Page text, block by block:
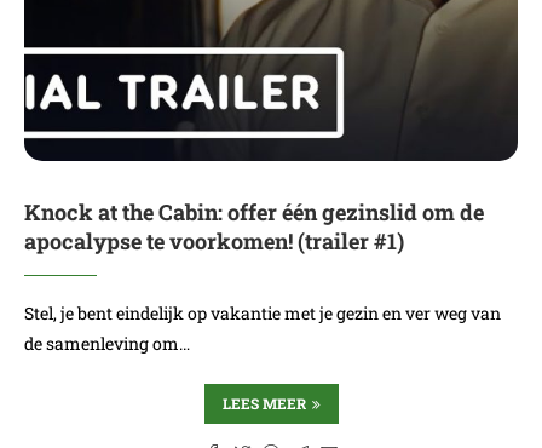
Knock at the Cabin: offer één gezinslid om de
apocalypse te voorkomen! (trailer #1)
Stel, je bent eindelijk op vakantie met je gezin en ver weg van
de samenleving om…
LEES MEER